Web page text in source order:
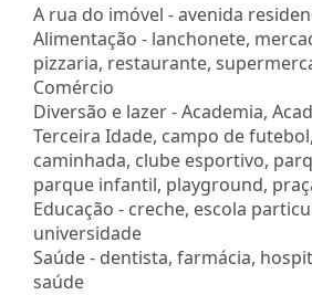
A rua do imóvel - avenida
Alimentação - lanchonete,
pizzaria, restaurante,
Comércio
Diversão e lazer - Academia,
Terceira Idade, campo de
caminhada, clube esportivo,
parque infantil, playground,
Educação - creche, escola
universidade
Saúde - dentista, farmácia,
saúde